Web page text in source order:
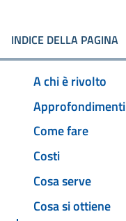
INDICE DELLA PAGINA
A chi è rivolto
Approfondimenti
Come fare
Costi
Cosa serve
Cosa si ottiene